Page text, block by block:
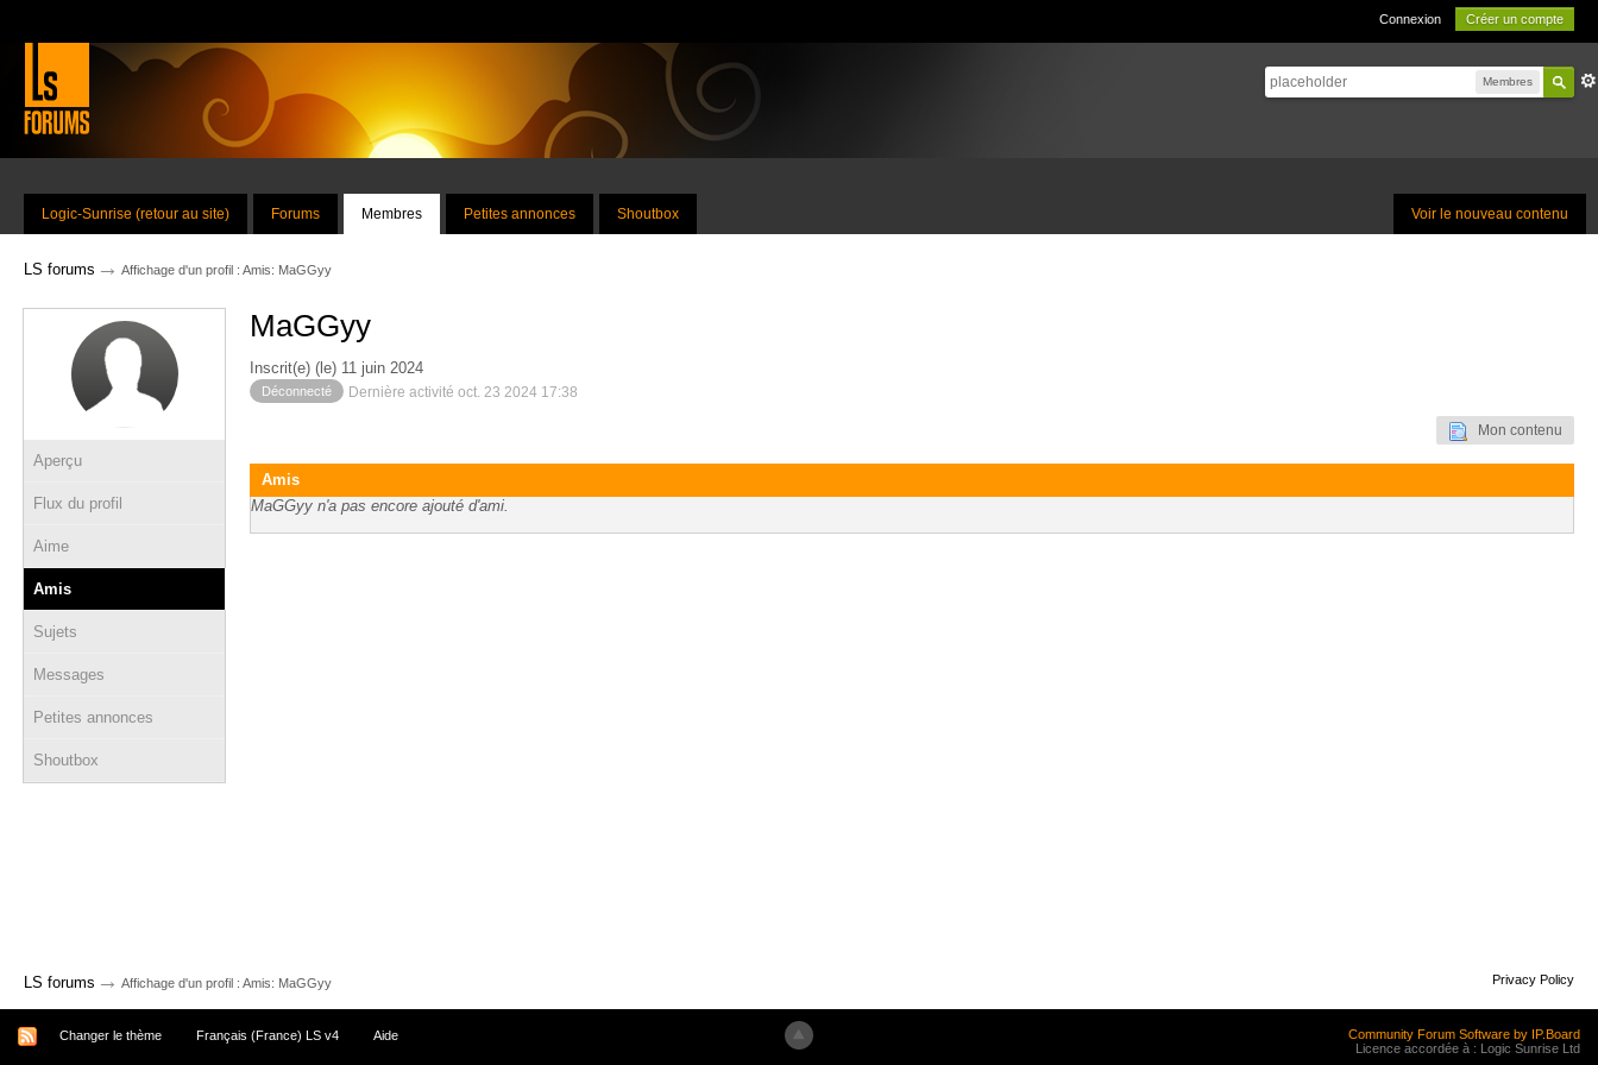
Connexion Créer un compte
Membres
Voir le nouveau contenu
Logic-Sunrise (retour au site) Forums Membres Petites annonces Shoutbox
LS forums → Affichage d'un profil : Amis: MaGGyy
Aperçu
Flux du profil
Aime
Amis
Sujets
Messages
Petites annonces
Shoutbox
MaGGyy
Inscrit(e) (le) 11 juin 2024
Déconnecté Dernière activité oct. 23 2024 17:38
Mon contenu
Amis
MaGGyy n'a pas encore ajouté d'ami.
LS forums → Affichage d'un profil : Amis: MaGGyy Privacy Policy
Changer le thème Français (France) LS v4 Aide
Community Forum Software by IP.Board
Licence accordée à : Logic Sunrise Ltd